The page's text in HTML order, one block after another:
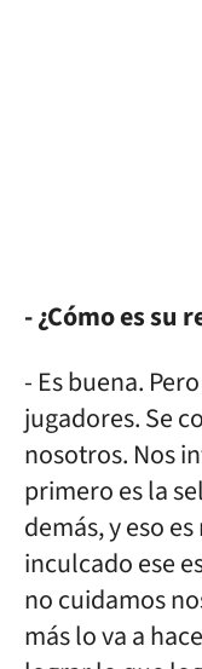
- ¿Cómo es su
- Es buena.
jugadores. Se
nosotros. Nos
primero es la
demás, y eso
inculcado ese
no cuidamos
más lo va a